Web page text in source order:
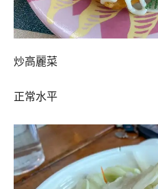
炒高麗菜
正常水平